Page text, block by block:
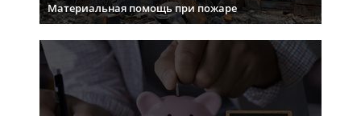
Материальная помощь при пожаре